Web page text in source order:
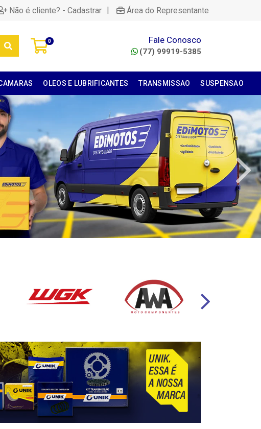
Não é cliente? - Cadastrar | Área do Representante
0 Fale Conosco
(77) 99919-5385
OLEOS E LUBRIFICANTES TRANSMISSAO SUSPENSAO